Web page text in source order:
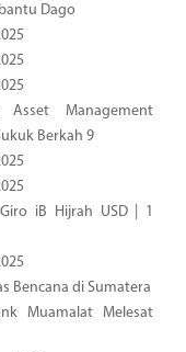
Dago
Management
Berkah 9
iB Hijrah USD | 1
Bencana di Sumatera
Muamalat Melesat